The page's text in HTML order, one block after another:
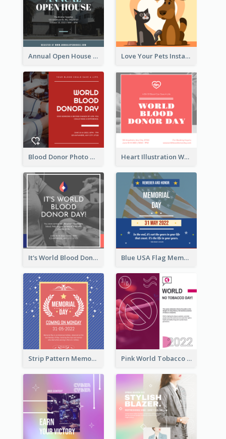
Annual Open House Instagram Post Love Your Pets Instagram Post
Blood Donor Photo World Blood Donor Day Instagram Post Heart Illustration World Blood Donor Day Instagram Post
It's World Blood Donor Day Photo Instagram Post Blue USA Flag Memorial Day Instagram Post Design
Strip Pattern Memorial Day Instagram Post Pink World Tobacco Day Instagram Post